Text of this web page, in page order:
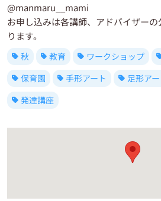
@manmaru__mami
お申し込みは各講師、アドバイザー
ります。
秋 教育 ワークショップ
保育園
手形アート 足形ア
発達講座